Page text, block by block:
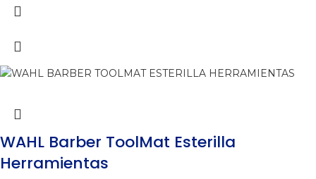
WAHL Barber ToolMat Esterilla
Herramientas